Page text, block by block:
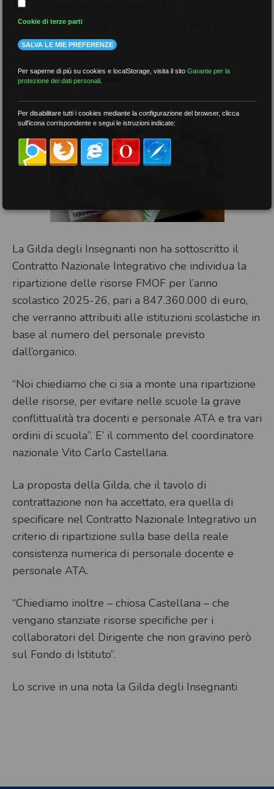
CCNI nel commento del coordinatore
nazionale
01 Ottobre 2025 CONTRATTI
La Gilda degli Insegnanti non ha sottoscritto il
Contratto Nazionale Integrativo che individua la
ripartizione delle risorse FMOF per l’anno
scolastico 2025-26, pari a 847.360.000 di euro,
che verranno attribuiti alle istituzioni scolastiche in
base al numero del personale previsto
dall’organico.
“Noi chiediamo che ci sia a monte una ripartizione
delle risorse, per evitare nelle scuole la grave
conflittualità tra docenti e personale ATA e tra vari
ordini di scuola”. E’ il commento del coordinatore
nazionale Vito Carlo Castellana.
La proposta della Gilda, che il tavolo di
contrattazione non ha accettato, era quella di
specificare nel Contratto Nazionale Integrativo un
criterio di ripartizione sulla base della reale
consistenza numerica di personale docente e
personale ATA.
“Chiediamo inoltre – chiosa Castellana – che
vengano stanziate risorse specifiche per i
collaboratori del Dirigente che non gravino però
sul Fondo di Istituto”.
Lo scrive in una nota la Gilda degli Insegnanti
Cookie di terze parti
SALVA LE MIE PREFERENZE
Per saperne di più su cookies e localStorage, visita il sitoGarante per la
protezione dei dati personali
Per disabilitare tutti i cookies mediante la configurazione del browser, clicca
sull'icona corrispondente e segui le istruzioni indicate: